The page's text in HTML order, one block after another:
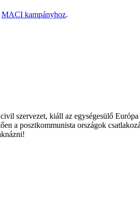
MACI kampányhoz.
szervezet, kiáll az egységesülő
a posztkommunista országok